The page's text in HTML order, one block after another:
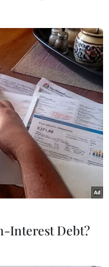
chốt kết nối
đang sinh sống
đồng thời là
vực này không bị
vào một số
đạo.
Interest Debt?